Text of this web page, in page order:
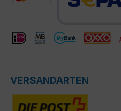
VERSANDARTEN